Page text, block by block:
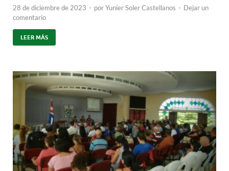
28 de diciembre de 2023 - porYunier Soler Castellanos - Dejar un
comentario
LEER MÁS